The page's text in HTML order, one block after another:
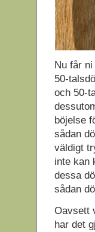
Nu får
50-
och 50-
böjelse
sådan
väldigt
inte kan
dessa
sådan
Oavsett
har det